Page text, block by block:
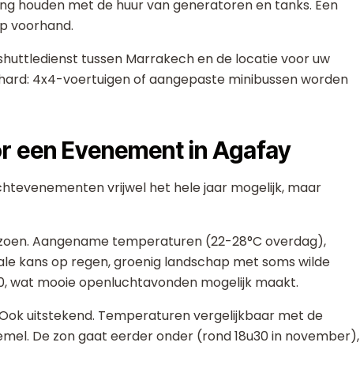
houden met de huur van generatoren en tanks. Een
voorhand.
tussen Marrakech en de locatie voor uw
4x4-voertuigen of aangepaste minibussen worden
een Evenement in Agafay
vrijwel het hele jaar mogelijk, maar
Aangename temperaturen (22-28°C overdag),
kans op regen, groenig landschap met soms wilde
wat mooie openluchtavonden mogelijk maakt.
uitstekend. Temperaturen vergelijkbaar met de
De zon gaat eerder onder (rond 18u30 in november),